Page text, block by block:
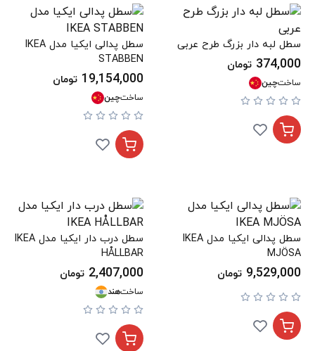
سطل لبه دار بزرگ طرح عربی
374,000 تومان
ساختچین
سطل پدالی ایکیا مدل IKEA
STABBEN
19,154,000 تومان
ساختچین
سطل پدالی ایکیا مدل IKEA
MJÖSA
9,529,000 تومان
سطل درب دار ایکیا مدل IKEA
HÅLLBAR
2,407,000 تومان
ساختهند